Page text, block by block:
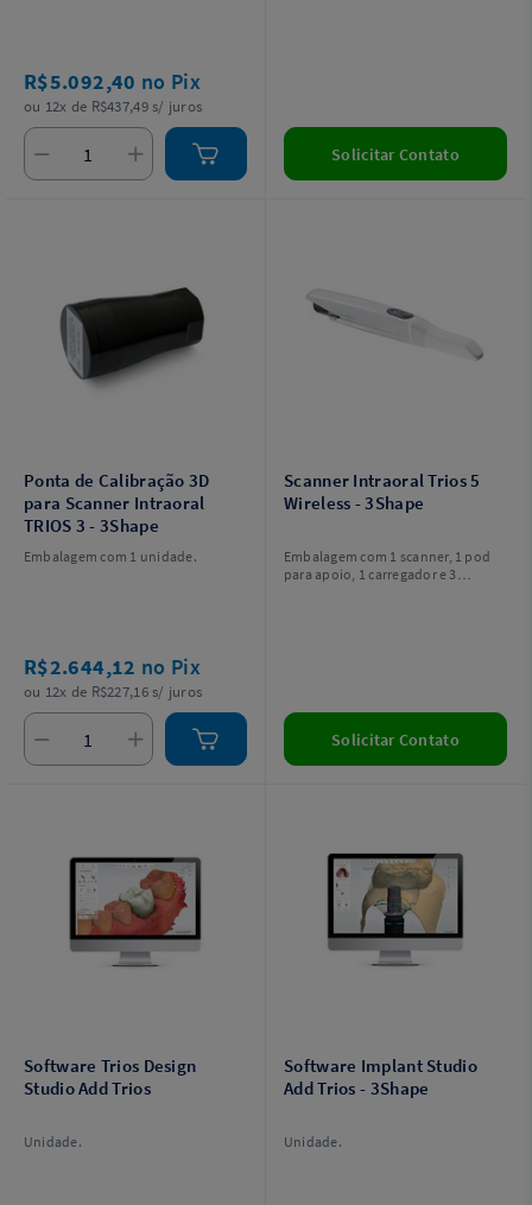
R$5.092,40 no Pix
ou 12x de R$437,49 s/ juros
Solicitar Contato
Ponta de Calibração 3D
para Scanner Intraoral
TRIOS 3 - 3Shape
Embalagem com 1 unidade.
R$2.644,12 no Pix
ou 12x de R$227,16 s/ juros
Scanner Intraoral Trios 5
Wireless - 3Shape
Embalagem com 1 scanner, 1 pod
para apoio, 1 carregador e 3
Solicitar Contato
Software Trios Design
Studio Add Trios
Unidade.
Software Implant Studio
Add Trios - 3Shape
Unidade.